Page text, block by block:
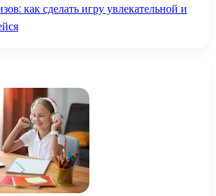
как сделать игру увлекательной и